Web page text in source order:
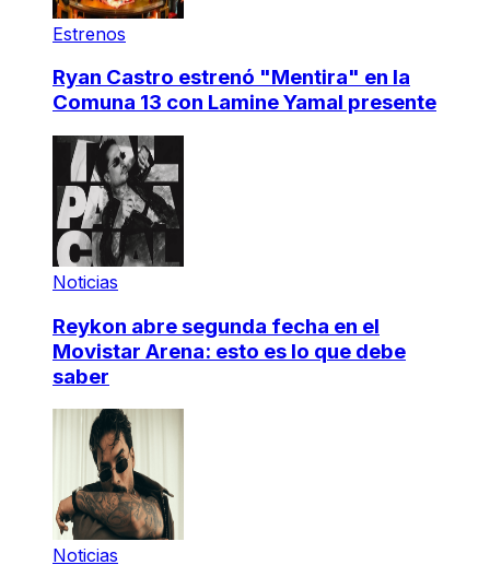
Estrenos
Ryan Castro estrenó "Mentira" en la
Comuna 13 con Lamine Yamal presente
Noticias
Reykon abre segunda fecha en el
Movistar Arena: esto es lo que debe
saber
Noticias